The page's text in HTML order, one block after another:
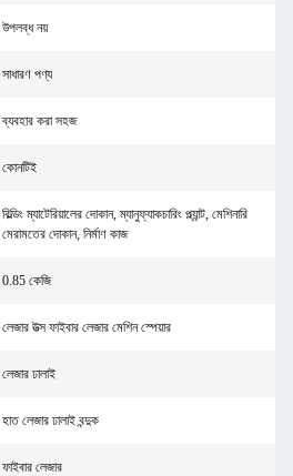
উপলব্ধ নয়
সাধারণ পণ্য
ব্যবহার করা সহজ
কোনটিই
বিল্ডিং ম্যাটেরিয়ালের দোকান, ম্যানুফ্যাকচারিং প্ল্যান্ট, মেশিনারি
মেরামতের দোকান, নির্মাণ কাজ
0.85 কেজি
লেজার উত্স ফাইবার লেজার মেশিন স্পেয়ার
লেজার ঢালাই
হাত লেজার ঢালাই বন্দুক
ফাইবার লেজার